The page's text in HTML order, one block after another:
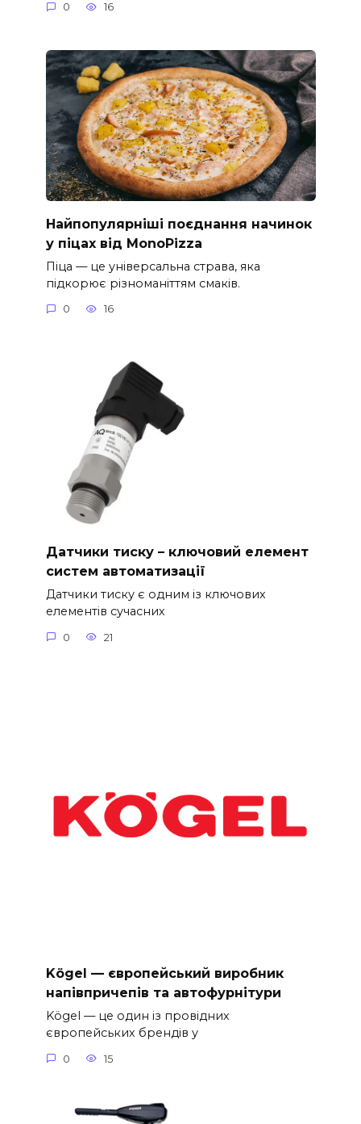
0 16
Найпопулярніші поєднання начинок
у піцах від MonoPizza
Піца — це універсальна страва, яка
підкорює різноманіттям смаків.
0 16
Датчики тиску – ключовий елемент
систем автоматизації
Датчики тиску є одним із ключових
елементів сучасних
0 21
Kögel — європейський виробник
напівпричепів та автофурнітури
Kögel — це один із провідних
європейських брендів у
0 15